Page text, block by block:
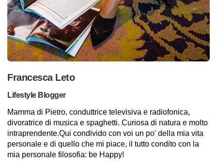
Francesca Leto
Lifestyle Blogger
Mamma di Pietro, conduttrice televisiva e radiofonica,
divoratrice di musica e spaghetti. Curiosa di natura e molto
intraprendente.Qui condivido con voi un po' della mia vita
personale e di quello che mi piace, il tutto condito con la
mia personale filosofia: be Happy!